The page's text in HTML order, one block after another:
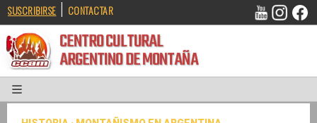
SUSCRIBIRSE | CONTACTAR
CENTRO CULTURAL
ARGENTINO DE MONTAÑA